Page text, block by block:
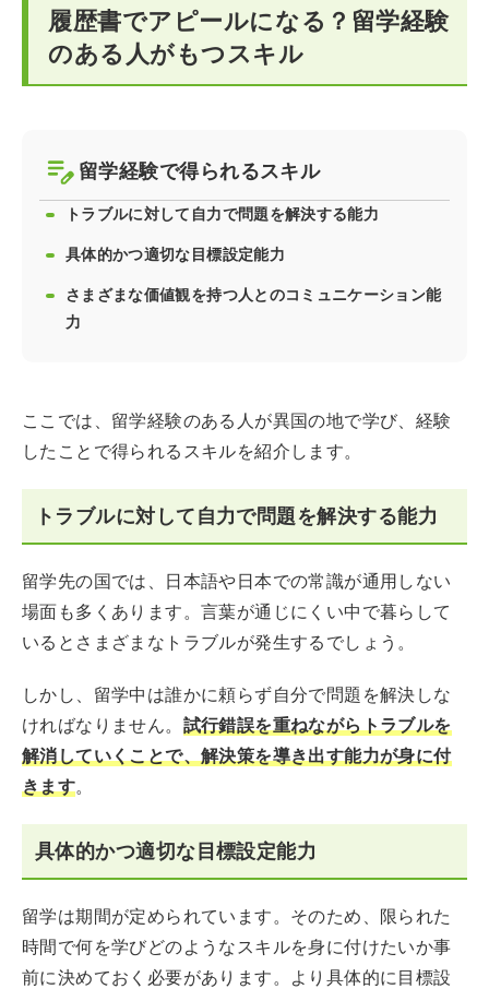
履歴書でアピールになる？留学経験
のある人がもつスキル
留学経験で得られるスキル
トラブルに対して自力で問題を解決する能力
具体的かつ適切な目標設定能力
さまざまな価値観を持つ人とのコミュニケーション能
力
ここでは、留学経験のある人が異国の地で学び、経験
したことで得られるスキルを紹介します。
トラブルに対して自力で問題を解決する能力
留学先の国では、日本語や日本での常識が通用しない
場面も多くあります。言葉が通じにくい中で暮らして
いるとさまざまなトラブルが発生するでしょう。
しかし、留学中は誰かに頼らず自分で問題を解決しな
ければなりません。 試行錯誤を重ねながらトラブルを
解消していくことで、解決策を導き出す能力が身に付
きます。
具体的かつ適切な目標設定能力
留学は期間が定められています。そのため、限られた
時間で何を学びどのようなスキルを身に付けたいか事
前に決めておく必要があります。より具体的に目標設